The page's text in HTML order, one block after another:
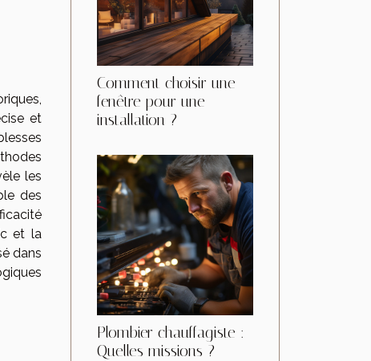
et
les
des
et la
dans
Comment choisir une
fenêtre pour une
installation ?
Plombier chauffagiste :
Quelles missions ?